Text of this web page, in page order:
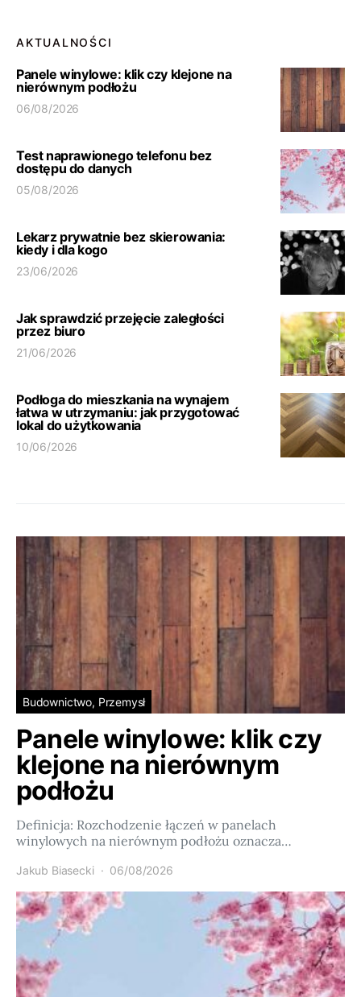
AKTUALNOŚCI
Panele winylowe: klik czy klejone na
nierównym podłożu
06/08/2026
Test naprawionego telefonu bez
dostępu do danych
05/08/2026
Lekarz prywatnie bez skierowania:
kiedy i dla kogo
23/06/2026
Jak sprawdzić przejęcie zaległości
przez biuro
21/06/2026
Podłoga do mieszkania na wynajem
łatwa w utrzymaniu: jak przygotować
lokal do użytkowania
10/06/2026
Budownictwo, Przemysł
Panele winylowe: klik czy
klejone na nierównym
podłożu
Definicja: Rozchodzenie łączeń w panelach
winylowych na nierównym podłożu oznacza…
Jakub Biasecki 06/08/2026